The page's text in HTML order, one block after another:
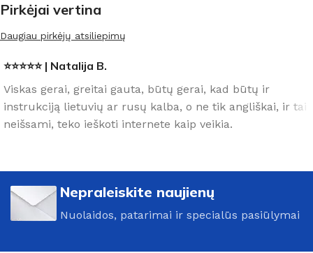
Pirkėjai vertina
Daugiau pirkėjų atsiliepimų
⭐⭐⭐⭐⭐ | Natalija B.
Viskas gerai, greitai gauta, būtų gerai, kad būtų ir
instrukciją lietuvių ar rusų kalba, o ne tik angliškai, ir tai
neišsami, teko ieškoti internete kaip veikia.
Nepraleiskite naujienų
Nuolaidos, patarimai ir specialūs pasiūlymai